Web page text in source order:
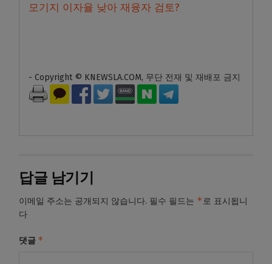
모기지 이자율 낮아 재융자 검토?
- Copyright © KNEWSLA.COM, 무단 전재 및 재배포 금지
답글 남기기
이메일 주소는 공개되지 않습니다. 필수 필드는 *로 표시됩니
다
댓글 *